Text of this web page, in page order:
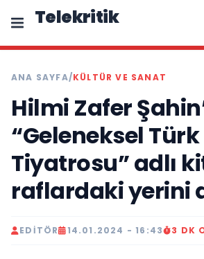
Telekritik
ANA SAYFA/KÜLTÜR VE SANAT
Hilmi Zafer
“Geleneksel Türk
Tiyatrosu” adlı
raflardaki yerini
EDITÖR 14.01.2024 - 16:43 3 DK